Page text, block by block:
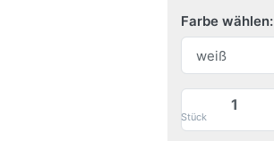
Farbe wählen:
Stück